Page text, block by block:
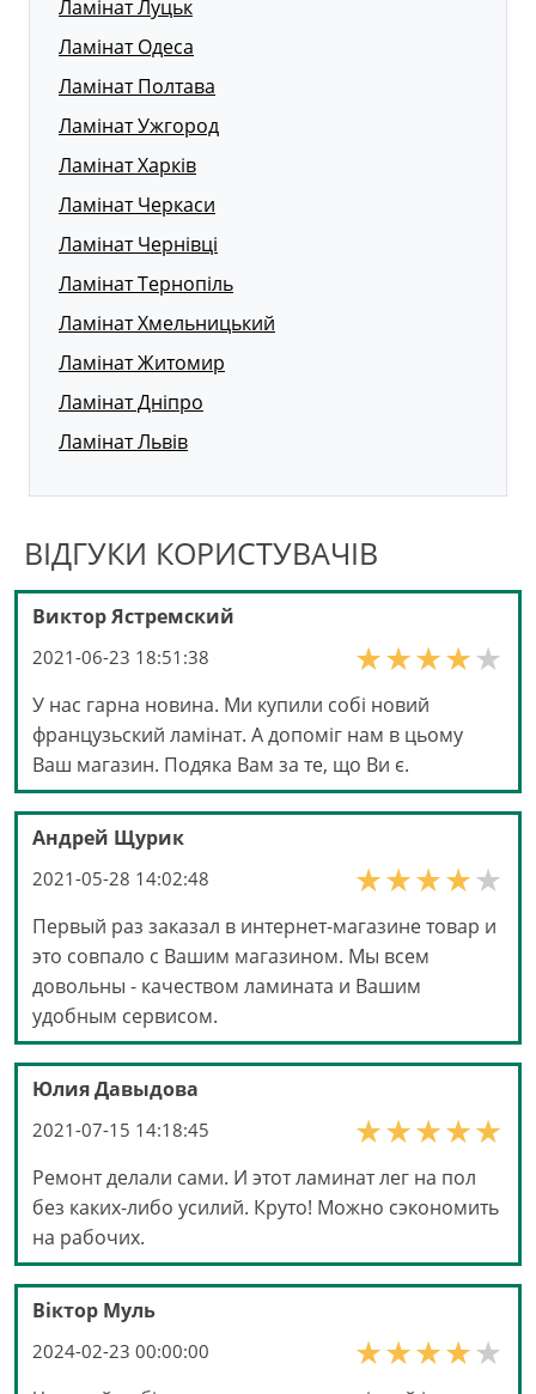
Ламінат Луцьк
Ламінат Одеса
Ламінат Полтава
Ламінат Ужгород
Ламінат Харків
Ламінат Черкаси
Ламінат Чернівці
Ламінат Тернопіль
Ламінат Хмельницький
Ламінат Житомир
Ламінат Дніпро
Ламінат Львів
ВІДГУКИ КОРИСТУВАЧІВ
Виктор Ястремский
2021-06-23 18:51:38
У нас гарна новина. Ми купили собі новий
французьский ламінат. А допоміг нам в цьому
Ваш магазин. Подяка Вам за те, що Ви є.
Андрей Щурик
2021-05-28 14:02:48
Первый раз заказал в интернет-магазине товар и
это совпало с Вашим магазином. Мы всем
довольны - качеством ламината и Вашим
удобным сервисом.
Юлия Давыдова
2021-07-15 14:18:45
Ремонт делали сами. И этот ламинат лег на пол
без каких-либо усилий. Круто! Можно сэкономить
на рабочих.
Віктор Муль
2024-02-23 00:00:00